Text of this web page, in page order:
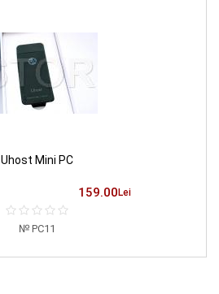
Uhost Mini PC
159.00Lei
PC11